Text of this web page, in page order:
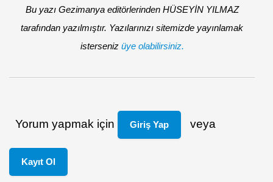
Bu yazı Gezimanya editörlerinden HÜSEYİN YILMAZ
tarafından yazılmıştır. Yazılarınızı sitemizde yayınlamak
isterseniz üye olabilirsiniz.
Yorum yapmak için Giriş Yap veya
Kayıt Ol